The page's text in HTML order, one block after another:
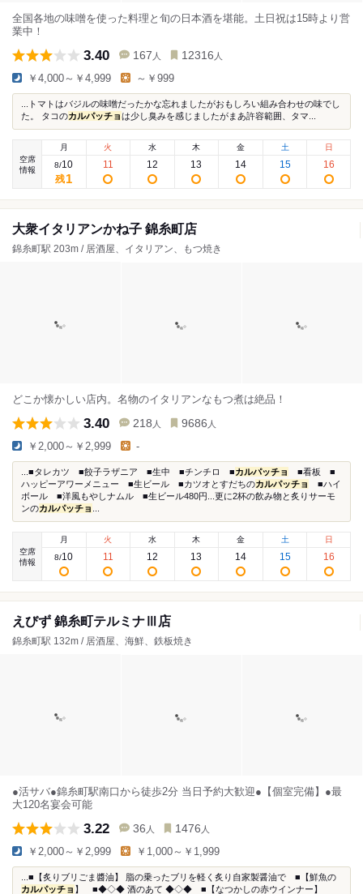
全国各地の味噌を使った料理と旬の日本酒を堪能。土日祝は15時より営
業中！
3.40 167 人 12316 人
￥4,000～￥4,999 ～￥999
...トマトはバジルの味噌だったかな忘れましたがおもしろい組み合わせの味でし
た。 タコのカルパッチョは少し臭みを感じましたがまあ許容範囲、タマ...
空席
情報
月
8/10
残1
火
11
水
12
木
13
金
14
土
15
日
16
大衆イタリアンかね子 錦糸町店
錦糸町駅 203m / 居酒屋、イタリアン、もつ焼き
どこか懐かしい店内。名物のイタリアンなもつ煮は絶品！
3.40 218 人 9686 人
￥2,000～￥2,999 -
...■タレカツ ■餃子ラザニア ■生中 ■チンチロ ■カルパッチョ
■看板 ■
ハッピーアワーメニュー ■生ビール ■カツオとすだちのカルパッチョ
■ハイ
ボール ■洋風もやしナムル ■生ビール480円...更に2杯の飲み物と炙りサーモ
ンのカルパッチョ
空席
情報
月
8/10
火
11
水
12
木
13
金
14
土
15
日
16
えびず 錦糸町テルミナⅢ店
錦糸町駅 132m / 居酒屋、海鮮、鉄板焼き
●活サバ●錦糸町駅南口から徒歩2分 当日予約大歓迎●【個室完備】●最
大120名宴会可能
3.22 36 人 1476 人
￥2,000～￥2,999 ￥1,000～￥1,999
...■【炙りブリごま醬油】 脂の乗ったブリを軽く炙り自家製醤油で ■【鮮魚の
カルパッチョ 】 ■◆◇◆ 酒のあて ◆◇◆ ■【なつかしの赤ウインナー】